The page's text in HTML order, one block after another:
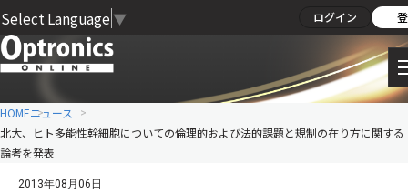
Select Language ▼ ログイン
HOMEニュース
北大、ヒト多能性幹細胞についての倫理的および法的課題と規制の在り方に関する
論考を発表
2013年08月06日